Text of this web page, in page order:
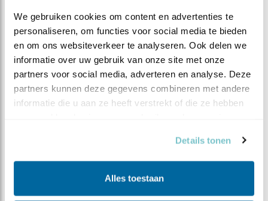
We gebruiken cookies om content en advertenties te
personaliseren, om functies voor social media te bieden
en om ons websiteverkeer te analyseren. Ook delen we
informatie over uw gebruik van onze site met onze
partners voor social media, adverteren en analyse. Deze
partners kunnen deze gegevens combineren met andere
informatie die u aan ze heeft verstrekt of die ze hebben
Details tonen
Alles toestaan
MM
De stichting Kerkuilenwerkgroep heeft tot doel het
‘beschermen van de kerkuil’ door ‘het geven van
voorlichting en educatie, door het plaatsen van